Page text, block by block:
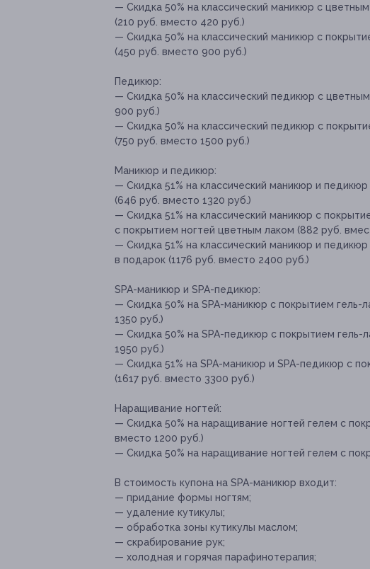
— Скидка 50% на классический маникюр с
(210 руб. вместо 420 руб.)
— Скидка 50% на классический маникюр с
(450 руб. вместо 900 руб.)
Педикюр:
— Скидка 50% на классический педикюр с
900 руб.)
— Скидка 50% на классический педикюр с
(750 руб. вместо 1500 руб.)
Маникюр и педикюр:
— Скидка 51% на классический маникюр и
(646 руб. вместо 1320 руб.)
— Скидка 51% на классический маникюр с
с покрытием ногтей цветным лаком (882 руб.
— Скидка 51% на классический маникюр и
в подарок (1176 руб. вместо 2400 руб.)
SPA-маникюр и SPA-педикюр:
— Скидка 50% на SPA-маникюр с покрытием гель-
1350 руб.)
— Скидка 50% на SPA-педикюр с покрытием гель-
1950 руб.)
— Скидка 51% на SPA-маникюр и SPA-педикюр с
(1617 руб. вместо 3300 руб.)
Наращивание ногтей:
— Скидка 50% на наращивание ногтей гелем с
вместо 1200 руб.)
— Скидка 50% на наращивание ногтей гелем с
В стоимость купона на SPA-маникюр входит:
— придание формы ногтям;
— удаление кутикулы;
— обработка зоны кутикулы маслом;
— скрабирование рук;
— холодная и горячая парафинотерапия;